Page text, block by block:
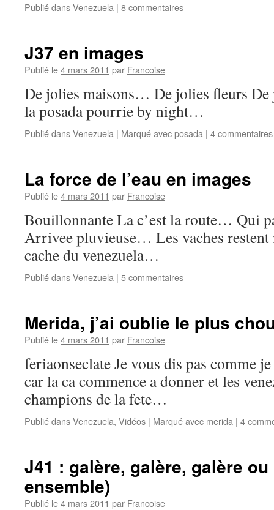
Publié dansVenezuela | 8 commentaires
J37 en images
Publié le4 mars 2011 par Francoise
De jolies maisons… De jolies fleurs
la posada pourrie by night…
Publié dansVenezuela | Marqué avecposada | 4 commentaires
La force de l’eau en images
Publié le4 mars 2011 par Francoise
Bouillonnante La c’est la route… Qui
Arrivee pluvieuse… Les vaches
cache du venezuela…
Publié dansVenezuela | 5 commentaires
Merida, j’ai oublie le plus
Publié le4 mars 2011 par Francoise
feriaonseclate Je vous dis pas comme
car la ca commence a donner et les
champions de la fete…
Publié dansVenezuela, Vidéos | Marqué avec merida | 4
J41 : galère, galère, galère
ensemble)
Publié le4 mars 2011 par Francoise